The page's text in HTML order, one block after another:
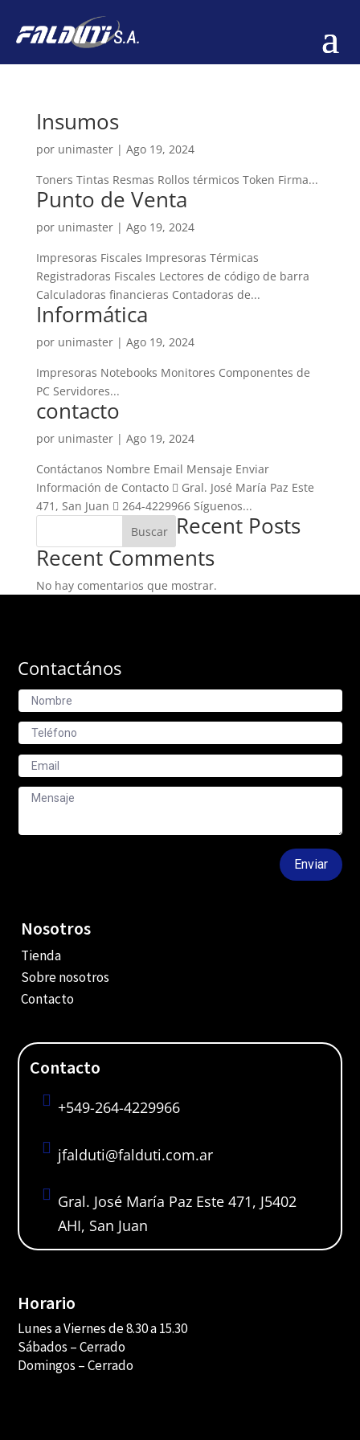
Insumos
por unimaster| Ago 19, 2024
Toners Tintas Resmas Rollos térmicos Token Firma...
Punto de Venta
por unimaster| Ago 19, 2024
Impresoras Fiscales Impresoras Térmicas
Registradoras Fiscales Lectores de código de barra
Calculadoras financieras Contadoras de...
Informática
por unimaster| Ago 19, 2024
Impresoras Notebooks Monitores Componentes de
PC Servidores...
contacto
por unimaster| Ago 19, 2024
Contáctanos Nombre Email Mensaje Enviar
Información de Contacto  Gral. José María Paz Este
471, San Juan  264-4229966 Síguenos...
Buscar
Recent Posts
Recent Comments
No hay comentarios que mostrar.
Contactános
Enviar
Nosotros
Tienda
Sobre nosotros
Contacto
Contacto
 +549-264-4229966
 jfalduti@falduti.com.ar
 Gral. José María Paz Este 471, J5402
AHI, San Juan
Horario
Lunes a Viernes de 8.30 a 15.30
Sábados –Cerrado
Domingos – Cerrado